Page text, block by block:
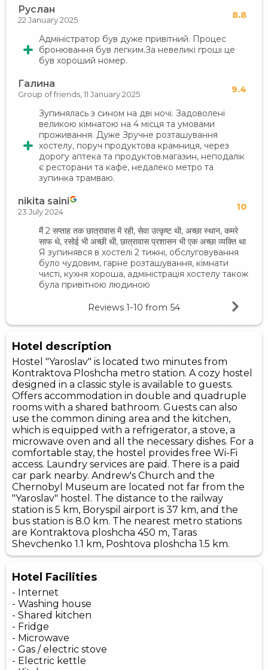
Руслан 8.8
22 January 2025
Адміністратор був дуже привітний. Процес
бронювання був легким.За невеликі гроші це
був хороший номер.
Галина 9.4
Group of friends, 11 January 2025
Зупинялась з сином на дві ночі. Задоволені
великою кімнатою на 4 місця та умовами
проживання. Дуже Зручне розташування
хостелу, поруч продуктова крамниця, через
дорогу аптека та продуктов.магазин, неподалік
є ресторани та кафе, недалеко метро та
зупинка трамваю.
nikita saini 10
23 July 2024
मैं 2 सप्ताह तक छात्रावास में रही, सेवा उत्कृष्ट थी, अच्छा स्थान, कमरे
साफ थे, रसोई भी अच्छी थी, छात्रावास प्रशासन भी एक अच्छा व्यक्ति था
Я зупинявся в хостелі 2 тижні, обслуговування
було чудовим, гарне розташування, кімнати
чисті, кухня хороша, адміністрація хостелу також
була привітною людиною
Reviews 1-10 from 54
Hotel description
Hostel "Yaroslav" is located two minutes from
Kontraktova Ploshcha metro station. A cozy hostel
designed in a classic style is available to guests.
Offers accommodation in double and quadruple
rooms with a shared bathroom. Guests can also
use the common dining area and the kitchen,
which is equipped with a refrigerator, a stove, a
microwave oven and all the necessary dishes. For a
comfortable stay, the hostel provides free Wi-Fi
access. Laundry services are paid. There is a paid
car park nearby. Andrew's Church and the
Chernobyl Museum are located not far from the
"Yaroslav" hostel. The distance to the railway
station is 5 km, Boryspil airport is 37 km, and the
bus station is 8.0 km. The nearest metro stations
are Kontraktova ploshcha 450 m, Taras
Shevchenko 1.1 km, Poshtova ploshcha 1.5 km.
Hotel Facilities
- Internet
- Washing house
- Shared kitchen
- Fridge
- Microwave
- Gas / electric stove
- Electric kettle